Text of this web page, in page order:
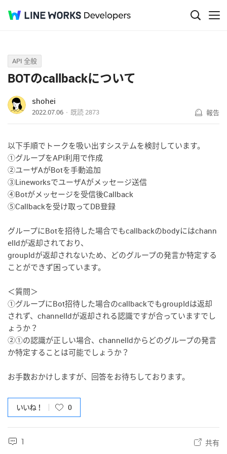
Q&A
API 全般
BOTのcallbackについて
shohei
2022.07.06 既読2873 報告
以下手順でトークを吸い出すシステムを検討しています。
①グループをAPI利用で作成
②ユーザAがBotを手動追加
③LineworksでユーザAがメッセージ送信
④Botがメッセージを受信後Callback
⑤Callbackを受け取ってDB登録
グループにBotを招待した場合でもcallbackのbodyにはchann
elIdが返却されており、
groupIdが返却されないため、どのグループの発言か特定する
ことができず困っています。
＜質問＞
①グループにBot招待した場合のcallbackでもgroupIdは返却
されず、channelIdが返却される認識ですが合っていますでし
ょうか？
②①の認識が正しい場合、channelIdからどのグループの発言
か特定することは可能でしょうか？
お手数おかけしますが、回答をお待ちしております。
いいね！ 0
1 共有